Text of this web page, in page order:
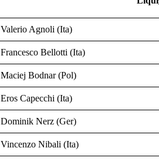
Valerio Agnoli (Ita)
Francesco Bellotti (Ita)
Maciej Bodnar (Pol)
Eros Capecchi (Ita)
Dominik Nerz (Ger)
Vincenzo Nibali (Ita)